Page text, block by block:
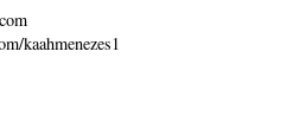
kaahmenezes1